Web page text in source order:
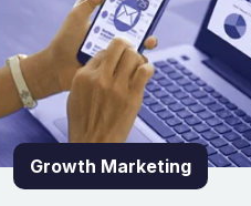
Growth Marketing